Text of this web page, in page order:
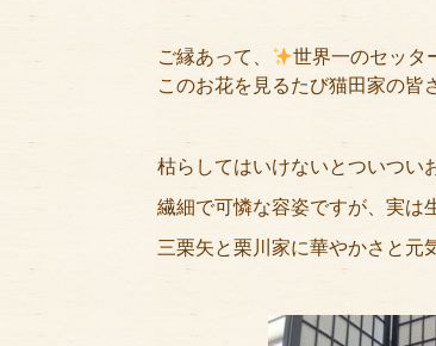
ご縁あって、
世界一のセッタ
このお花を見るたび猫田家の皆
枯らしてはいけないとついつい
繊細で可憐な容姿ですが、実は
三栗矢と栗川家に華やかさと元